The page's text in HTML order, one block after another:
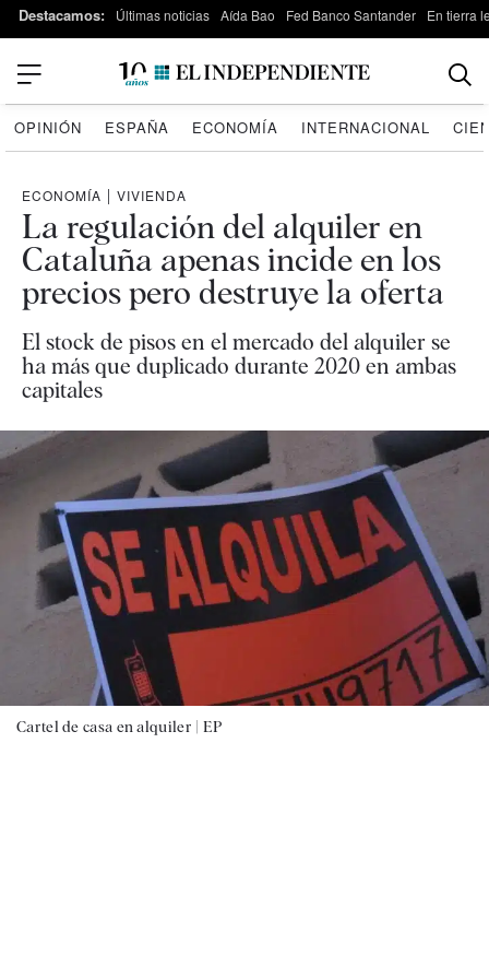
Destacamos: Últimas noticias Aída Bao Fed Banco Santander En tierra
OPINIÓN ESPAÑA ECONOMÍA INTERNACIONAL
ECONOMÍA | VIVIENDA
La regulación del alquiler en
Cataluña apenas incide en los
precios pero destruye la oferta
El stock de pisos en el mercado del alquiler se
ha más que duplicado durante 2020 en ambas
capitales
Cartel de casa en alquiler | EP